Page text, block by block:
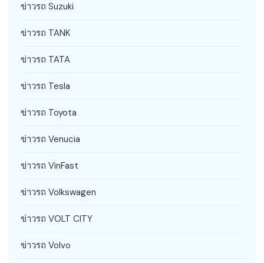
ข่าวรถ Suzuki
ข่าวรถ TANK
ข่าวรถ TATA
ข่าวรถ Tesla
ข่าวรถ Toyota
ข่าวรถ Venucia
ข่าวรถ VinFast
ข่าวรถ Volkswagen
ข่าวรถ VOLT CITY
ข่าวรถ Volvo